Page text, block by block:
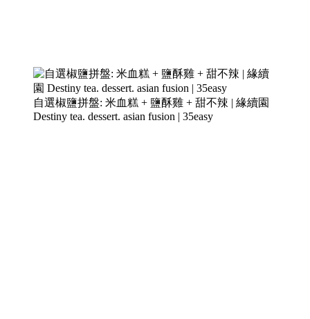
自選椒鹽拼盤: 米血糕 + 鹽酥雞 + 甜不辣 | 緣續園
Destiny tea. dessert. asian fusion | 35easy